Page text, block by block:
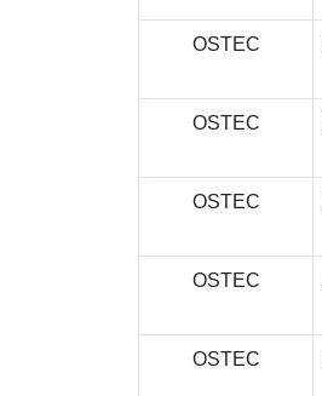
OSTEC
OSTEC
OSTEC
OSTEC
OSTEC